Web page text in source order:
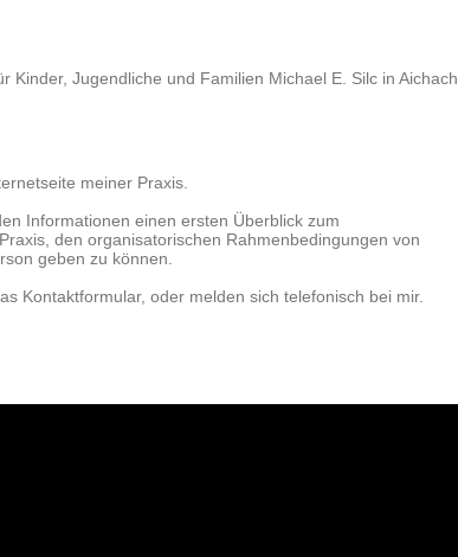
Kinder, Jugendliche und Familien Michael E. Silc in Aichach
meiner Praxis.
Informationen einen ersten Überblick zum
den organisatorischen Rahmenbedingungen von
geben zu können.
Kontaktformular, oder melden sich telefonisch bei mir.